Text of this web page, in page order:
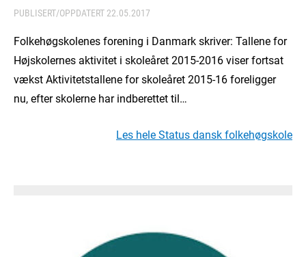
PUBLISERT/OPPDATERT 22.05.2017
Folkehøgskolenes forening i Danmark skriver: Tallene for
Højskolernes aktivitet i skoleåret 2015-2016 viser fortsat
vækst Aktivitetstallene for skoleåret 2015-16 foreligger
nu, efter skolerne har indberettet til…
Les hele Status dansk folkehøgskole